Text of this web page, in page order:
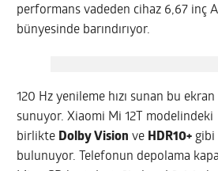
performans vadeden cihaz 6,67 inç
bünyesinde barındırıyor.
120 Hz yenileme hızı sunan bu
sunuyor. Xiaomi Mi 12T
birlikte Dolby Vision ve HDR10+
bulunuyor. Telefonun depolama